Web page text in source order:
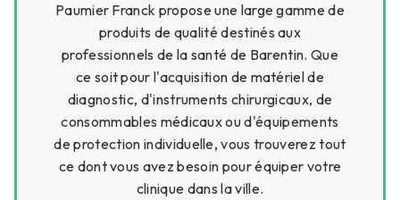
Paumier Franck propose une large gamme de
produits de qualité destinés aux
professionnels de la santé de Barentin. Que
ce soit pour l'acquisition de matériel de
diagnostic, d'instruments chirurgicaux, de
consommables médicaux ou d'équipements
de protection individuelle, vous trouverez tout
ce dont vous avez besoin pour équiper votre
clinique dans la ville.